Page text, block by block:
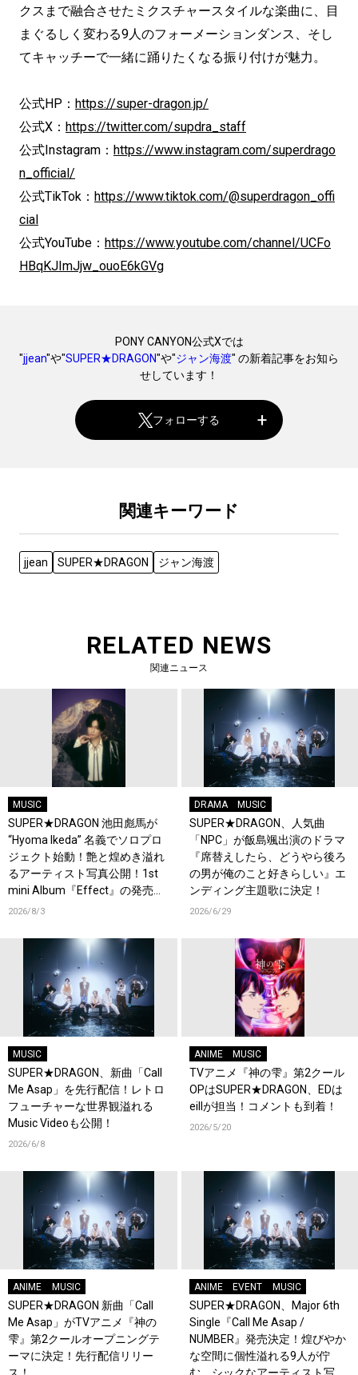
クスまで融合させたミクスチャースタイルな楽曲に、目
まぐるしく変わる9人のフォーメーションダンス、そし
てキャッチーで一緒に踊りたくなる振り付けが魅力。
公式HP： https://super-dragon.jp/
公式X： https://twitter.com/supdra_staff
公式Instagram： https://www.instagram.com/superdrago
n_official/
公式TikTok： https://www.tiktok.com/@superdragon_offi
cial
公式YouTube： https://www.youtube.com/channel/UCFo
HBqKJImJjw_ouoE6kGVg
PONY CANYON公式Xでは
"jjean"や"SUPER★DRAGON"や"ジャン海渡" の新着記事をお知ら
せしています！
フォローする
関連キーワード
jjean SUPER★DRAGON ジャン海渡
RELATED NEWS
関連ニュース
MUSIC
SUPER★DRAGON 池田彪馬が
“Hyoma Ikeda” 名義でソロプロ
ジェクト始動！艶と煌めき溢れ
るアーティスト写真公開！1st
mini Album『Effect』の発売も
決定！コメントも到着！
2026/8/3
DRAMA MUSIC
SUPER★DRAGON、人気曲
「NPC」が飯島颯出演のドラマ
『席替えしたら、どうやら後ろ
の男が俺のこと好きらしい』エ
ンディング主題歌に決定！
2026/6/29
MUSIC
SUPER★DRAGON、新曲「Call
Me Asap」を先行配信！レトロ
フューチャーな世界観溢れる
Music Videoも公開！
2026/6/8
ANIME MUSIC
TVアニメ『神の雫』第2クール
OPはSUPER★DRAGON、EDは
eillが担当！コメントも到着！
2026/5/20
ANIME MUSIC
SUPER★DRAGON 新曲「Call
Me Asap」がTVアニメ『神の
雫』第2クールオープニングテ
ーマに決定！先行配信リリー
ANIME EVENT MUSIC
SUPER★DRAGON、Major 6th
Single『Call Me Asap /
NUMBER』発売決定！煌びやか
な空間に個性溢れる9人が佇